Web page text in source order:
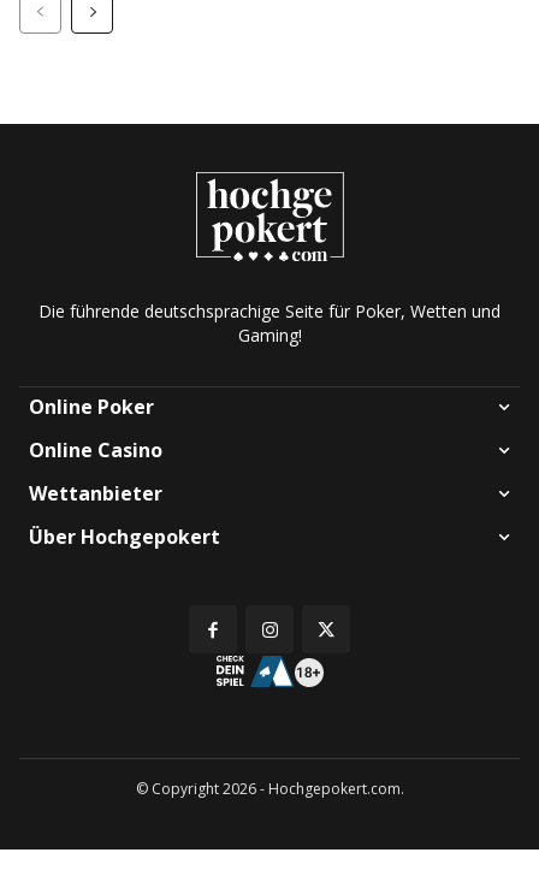
Die führende deutschsprachige Seite für Poker, Wetten und
Gaming!
Online Poker
Online Casino
Wettanbieter
Über Hochgepokert
© Copyright 2026 - Hochgepokert.com.